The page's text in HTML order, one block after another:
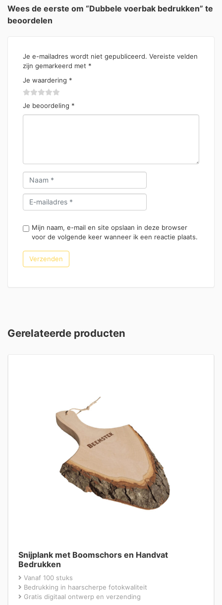
Wees de eerste om “Dubbele voerbak bedrukken” te
beoordelen
Je e-mailadres wordt niet gepubliceerd. Vereiste velden
zijn gemarkeerd met *
Je waardering *
Je beoordeling *
Mijn naam, e-mail en site opslaan in deze browser
voor de volgende keer wanneer ik een reactie plaats.
Gerelateerde producten
Snijplank met Boomschors en Handvat
Bedrukken
Vanaf 100 stuks
Bedrukking in haarscherpe fotokwaliteit
Gratis digitaal ontwerp en verzending